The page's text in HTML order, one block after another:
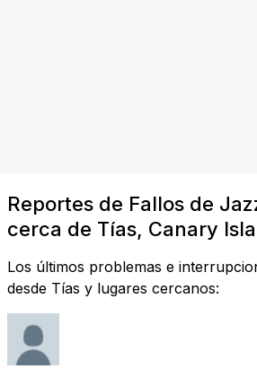
Reportes de Fallos de
cerca de Tías, Canary
Los últimos problemas e
desde Tías y lugares cercanos: